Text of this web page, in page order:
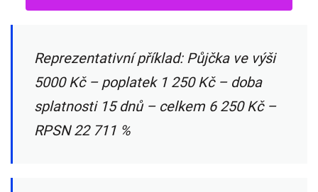
Reprezentativní příklad: Půjčka ve výši
5000 Kč – poplatek 1 250 Kč – doba
splatnosti 15 dnů – celkem 6 250 Kč –
RPSN 22 711 %